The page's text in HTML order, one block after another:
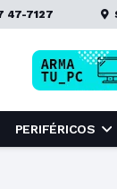
47-7127
PERIFÉRICOS